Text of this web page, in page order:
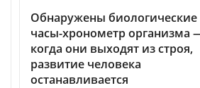
Обнаружены биологические
часы-хронометр организма
когда они выходят из строя,
развитие человека
останавливается